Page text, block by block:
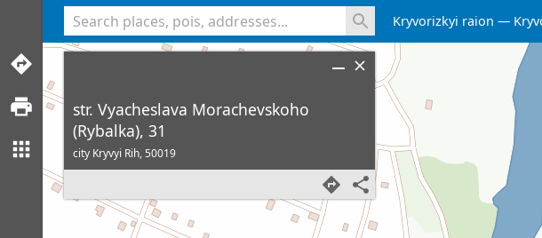
Kryvorizkyi raion
str. Vyacheslava Morachevskoho
(Rybalka), 31
city Kryvyi Rih,50019
<% console.log(hcard) %>